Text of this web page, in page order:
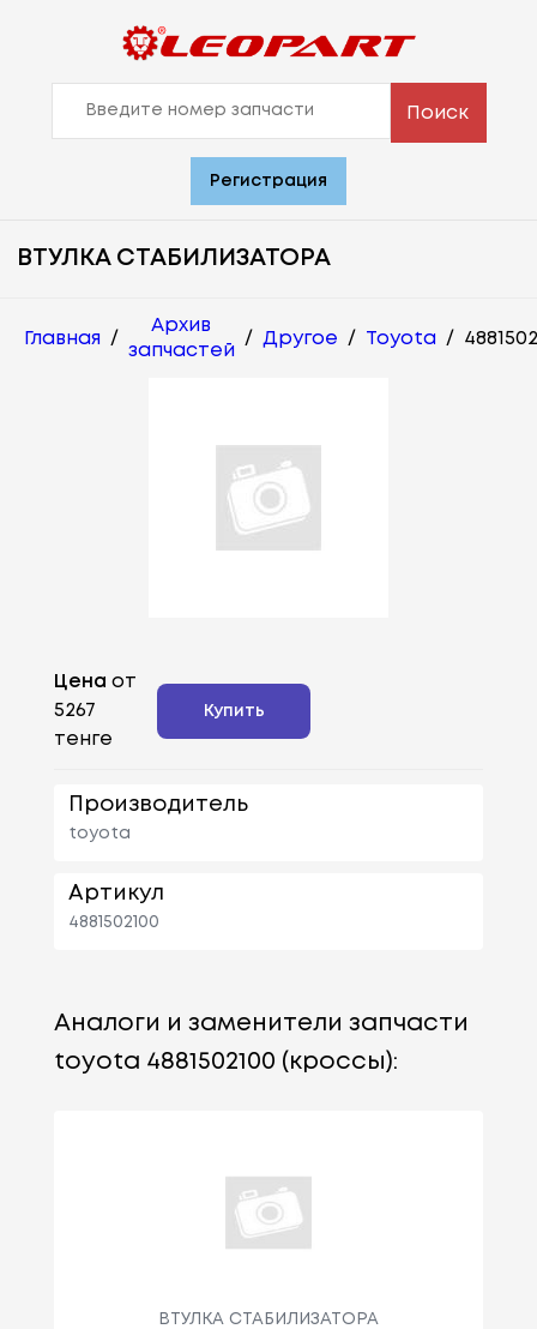
Поиск
Регистрация
ВТУЛКА СТАБИЛИЗАТОРА
Главная /
Архив
запчастей
/ Другое / Toyota /
Цена от
5267
тенге
Купить
Производитель
toyota
Артикул
4881502100
Аналоги и заменители запчасти
toyota 4881502100 (кроссы):
ВТУЛКА СТАБИЛИЗАТОРА